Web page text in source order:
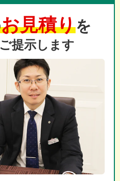
お見積りを
提示します